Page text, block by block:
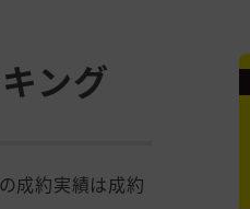
ング
成約実績は成約